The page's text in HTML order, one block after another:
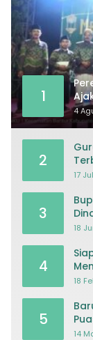
1
4
2
17
3
18
4
18
5
14